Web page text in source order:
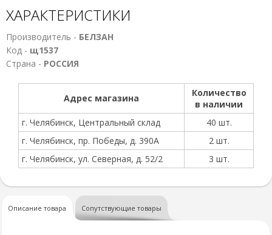
ХАРАКТЕРИСТИКИ
Производитель - БЕЛЗАН
Код - щ1537
Страна - РОССИЯ
Адрес магазина
Количество
в наличии
г. Челябинск, Центральный склад
40 шт.
г. Челябинск, пр. Победы, д. 390А
2 шт.
г. Челябинск, ул. Северная, д. 52/2
3 шт.
Описание товара Сопутствующие товары